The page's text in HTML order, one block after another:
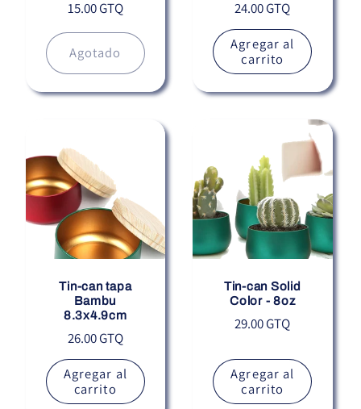
Precio
habitual
15.00 GTQ
Agotado
Precio
habitual
24.00 GTQ
Agregar al
carrito
Tin-can tapa
Bambu
8.3x4.9cm
Precio
habitual
26.00 GTQ
Agregar al
carrito
Tin-can Solid
Color - 8oz
Precio
29.00 GTQ
Agregar al
carrito